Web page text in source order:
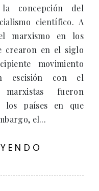
concepción del
científico. A
marxismo en los
crearon en el siglo
movimiento
escisión con el
fueron
los países en que
el...